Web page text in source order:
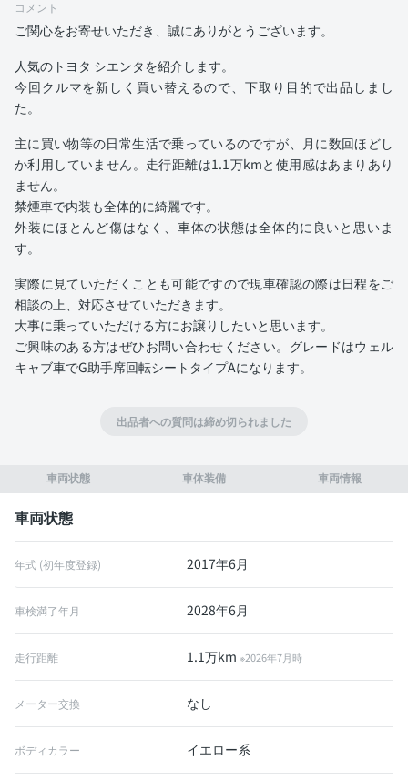
車両状態 車体装備 車両情報
車両状態
年式 (初年度登録) 2017年6月
車検満了年月 2028年6月
走行距離 1.1万km※2026年7月時
メーター交換 なし
ボディカラー イエロー系
コメント
ご関心をお寄せいただき、誠にありがとうございます。
人気のトヨタ シエンタを紹介します。
今回クルマを新しく買い替えるので、下取り目的で出品しまし
た。
主に買い物等の日常生活で乗っているのですが、月に数回ほどし
か利用していません。走行距離は1.1万kmと使用感はあまりあり
ません。
禁煙車で内装も全体的に綺麗です。
外装にほとんど傷はなく、車体の状態は全体的に良いと思いま
す。
実際に見ていただくことも可能ですので現車確認の際は日程をご
相談の上、対応させていただきます。
大事に乗っていただける方にお譲りしたいと思います。
ご興味のある方はぜひお問い合わせください。グレードはウェル
キャブ車でG助手席回転シートタイプAになります。
出品者への質問は締め切られました